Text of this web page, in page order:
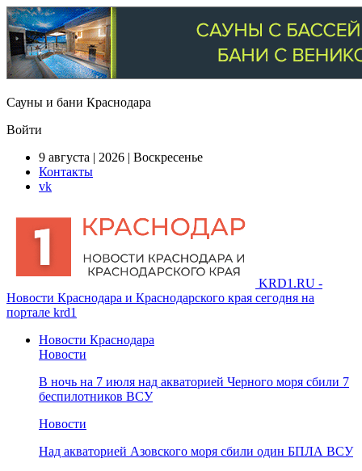
Сауны и бани Краснодара
Войти
9 августа | 2026 | Воскресенье
Контакты
vk
KRD1.RU -
Новости Краснодара и Краснодарского края сегодня на
портале krd1
Новости Краснодара
Новости
В ночь на 7 июля над акваторией Черного моря сбили 7
беспилотников ВСУ
Новости
Над акваторией Азовского моря сбили один БПЛА ВСУ